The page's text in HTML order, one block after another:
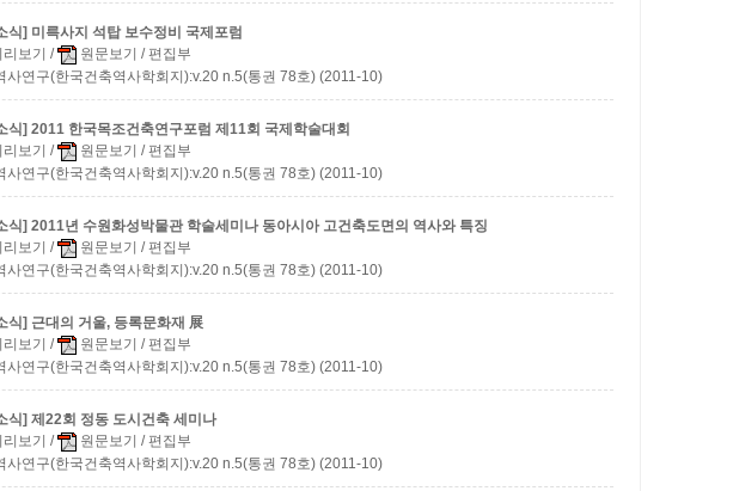
식] 미륵사지 석탑 보수정비 국제포럼
리보기 / 원문보기 / 편집부
사연구(한국건축역사학회지):v.20 n.5(통권 78호) (2011-10)
식] 2011 한국목조건축연구포럼 제11회 국제학술대회
리보기 / 원문보기 / 편집부
사연구(한국건축역사학회지):v.20 n.5(통권 78호) (2011-10)
식] 2011년 수원화성박물관 학술세미나 동아시아 고건축도면의 역사와 특징
리보기 / 원문보기 / 편집부
사연구(한국건축역사학회지):v.20 n.5(통권 78호) (2011-10)
식] 근대의 거울, 등록문화재 展
리보기 / 원문보기 / 편집부
사연구(한국건축역사학회지):v.20 n.5(통권 78호) (2011-10)
식] 제22회 정동 도시건축 세미나
리보기 / 원문보기 / 편집부
사연구(한국건축역사학회지):v.20 n.5(통권 78호) (2011-10)